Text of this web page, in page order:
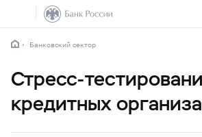
Банковский сектор
Стресс-
кредитных